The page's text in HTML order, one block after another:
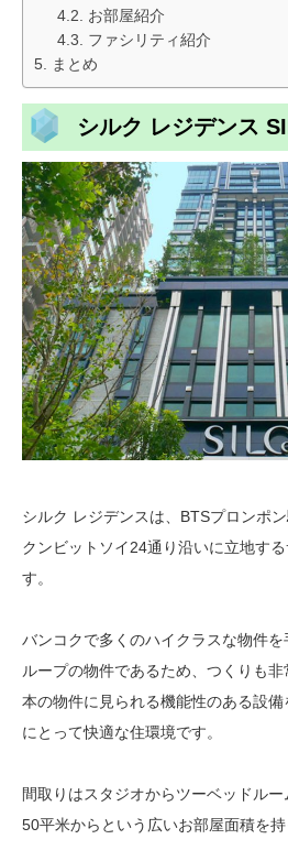
お部屋紹介
ファシリティ紹介
まとめ
シルク レジデンス
シルク レジデンスは、BTSプロンポ
クンビットソイ24通り沿いに立地す
す。
バンコクで多くのハイクラスな物件
ループの物件であるため、つくりも
本の物件に見られる機能性のある設
にとって快適な住環境です。
間取りはスタジオからツーベッドル
50平米からという広いお部屋面積を持